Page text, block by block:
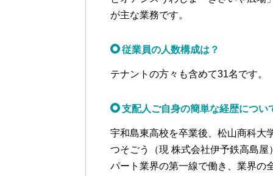
が主な業務です。
従業員の人数構成は？
テナントの方々も含めて31名です。
支配人ご自身の簡単な経歴につい
宇和島東高校を卒業後、松山商科大
つそごう（現 株式会社伊予鉄高島
パート業界の第一線で働き、業界の